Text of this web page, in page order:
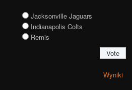
Jacksonville Jaguars
Indianapolis Colts
Remis
Wyniki